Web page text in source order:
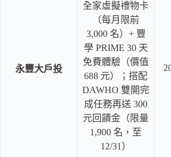
永豐大戶投
全家虛擬禮物卡
（每月限前
3,000 名）+ 豐
學 PRIME 30 天
免費體驗（價值
688 元）；搭配
DAWHO 雙開完
成任務再送 300
元回饋金（限量
1,900 名，至
12/31）